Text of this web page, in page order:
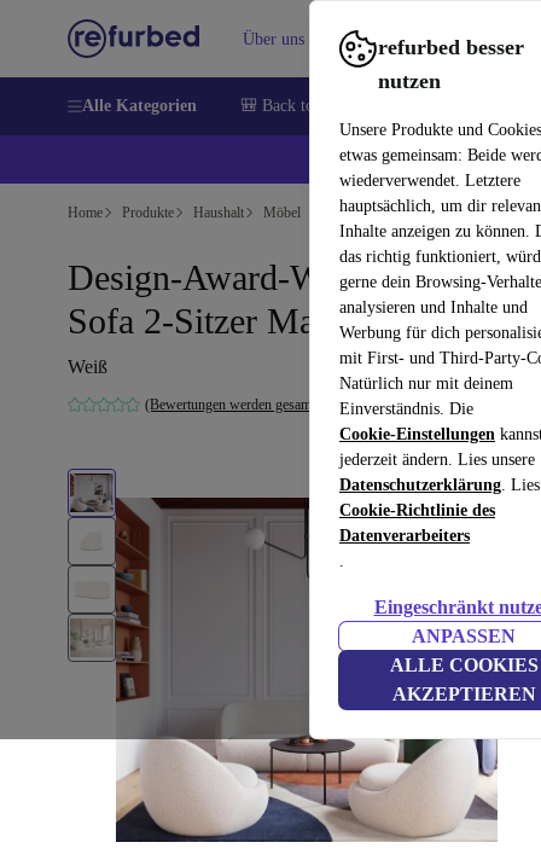
refurbed besser
nutzen
Unsere Produkte und
etwas gemeinsam: Beide
wiederverwendet. Letztere
hauptsächlich, um dir
Inhalte anzeigen zu können.
das richtig funktioniert,
gerne dein Browsing-
analysieren und Inhalte und
Werbung für dich
mit First- und Third-Party-
Natürlich nur mit deinem
Einverständnis. Die
Cookie-Einstellungen
jederzeit ändern. Lies unsere
Datenschutzerklärung.
Cookie-Richtlinie des
Datenverarbeiters
.
Eingeschränkt
ANPASSEN
ALLE COOKIES
AKZEPTIEREN
Über uns Verkaufen Hilfe
Alle Kategorien 🎒 Back to school
💰
Home Produkte Haushalt Möbel
Design-Award-Winning Paula
Sofa 2-Sitzer Maya Cream
Weiß
(Bewertungen werden gesammelt)